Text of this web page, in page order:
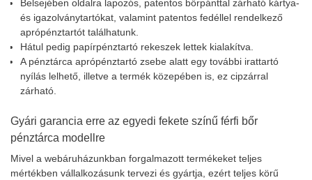
Belsejében oldalra lapozós, patentos bőrpánttal zárható kártya-
és igazolványtartókat, valamint patentos fedéllel rendelkező
aprópénztartót találhatunk.
Hátul pedig papírpénztartó rekeszek lettek kialakítva.
A pénztárca aprópénztartó zsebe alatt egy további irattartó
nyílás lelhető, illetve a termék közepében is, ez cipzárral
zárható.
Gyári garancia erre az egyedi fekete színű férfi bőr
pénztárca modellre
Mivel a webáruházunkban forgalmazott termékeket teljes
mértékben vállalkozásunk tervezi és gyártja, ezért teljes körű